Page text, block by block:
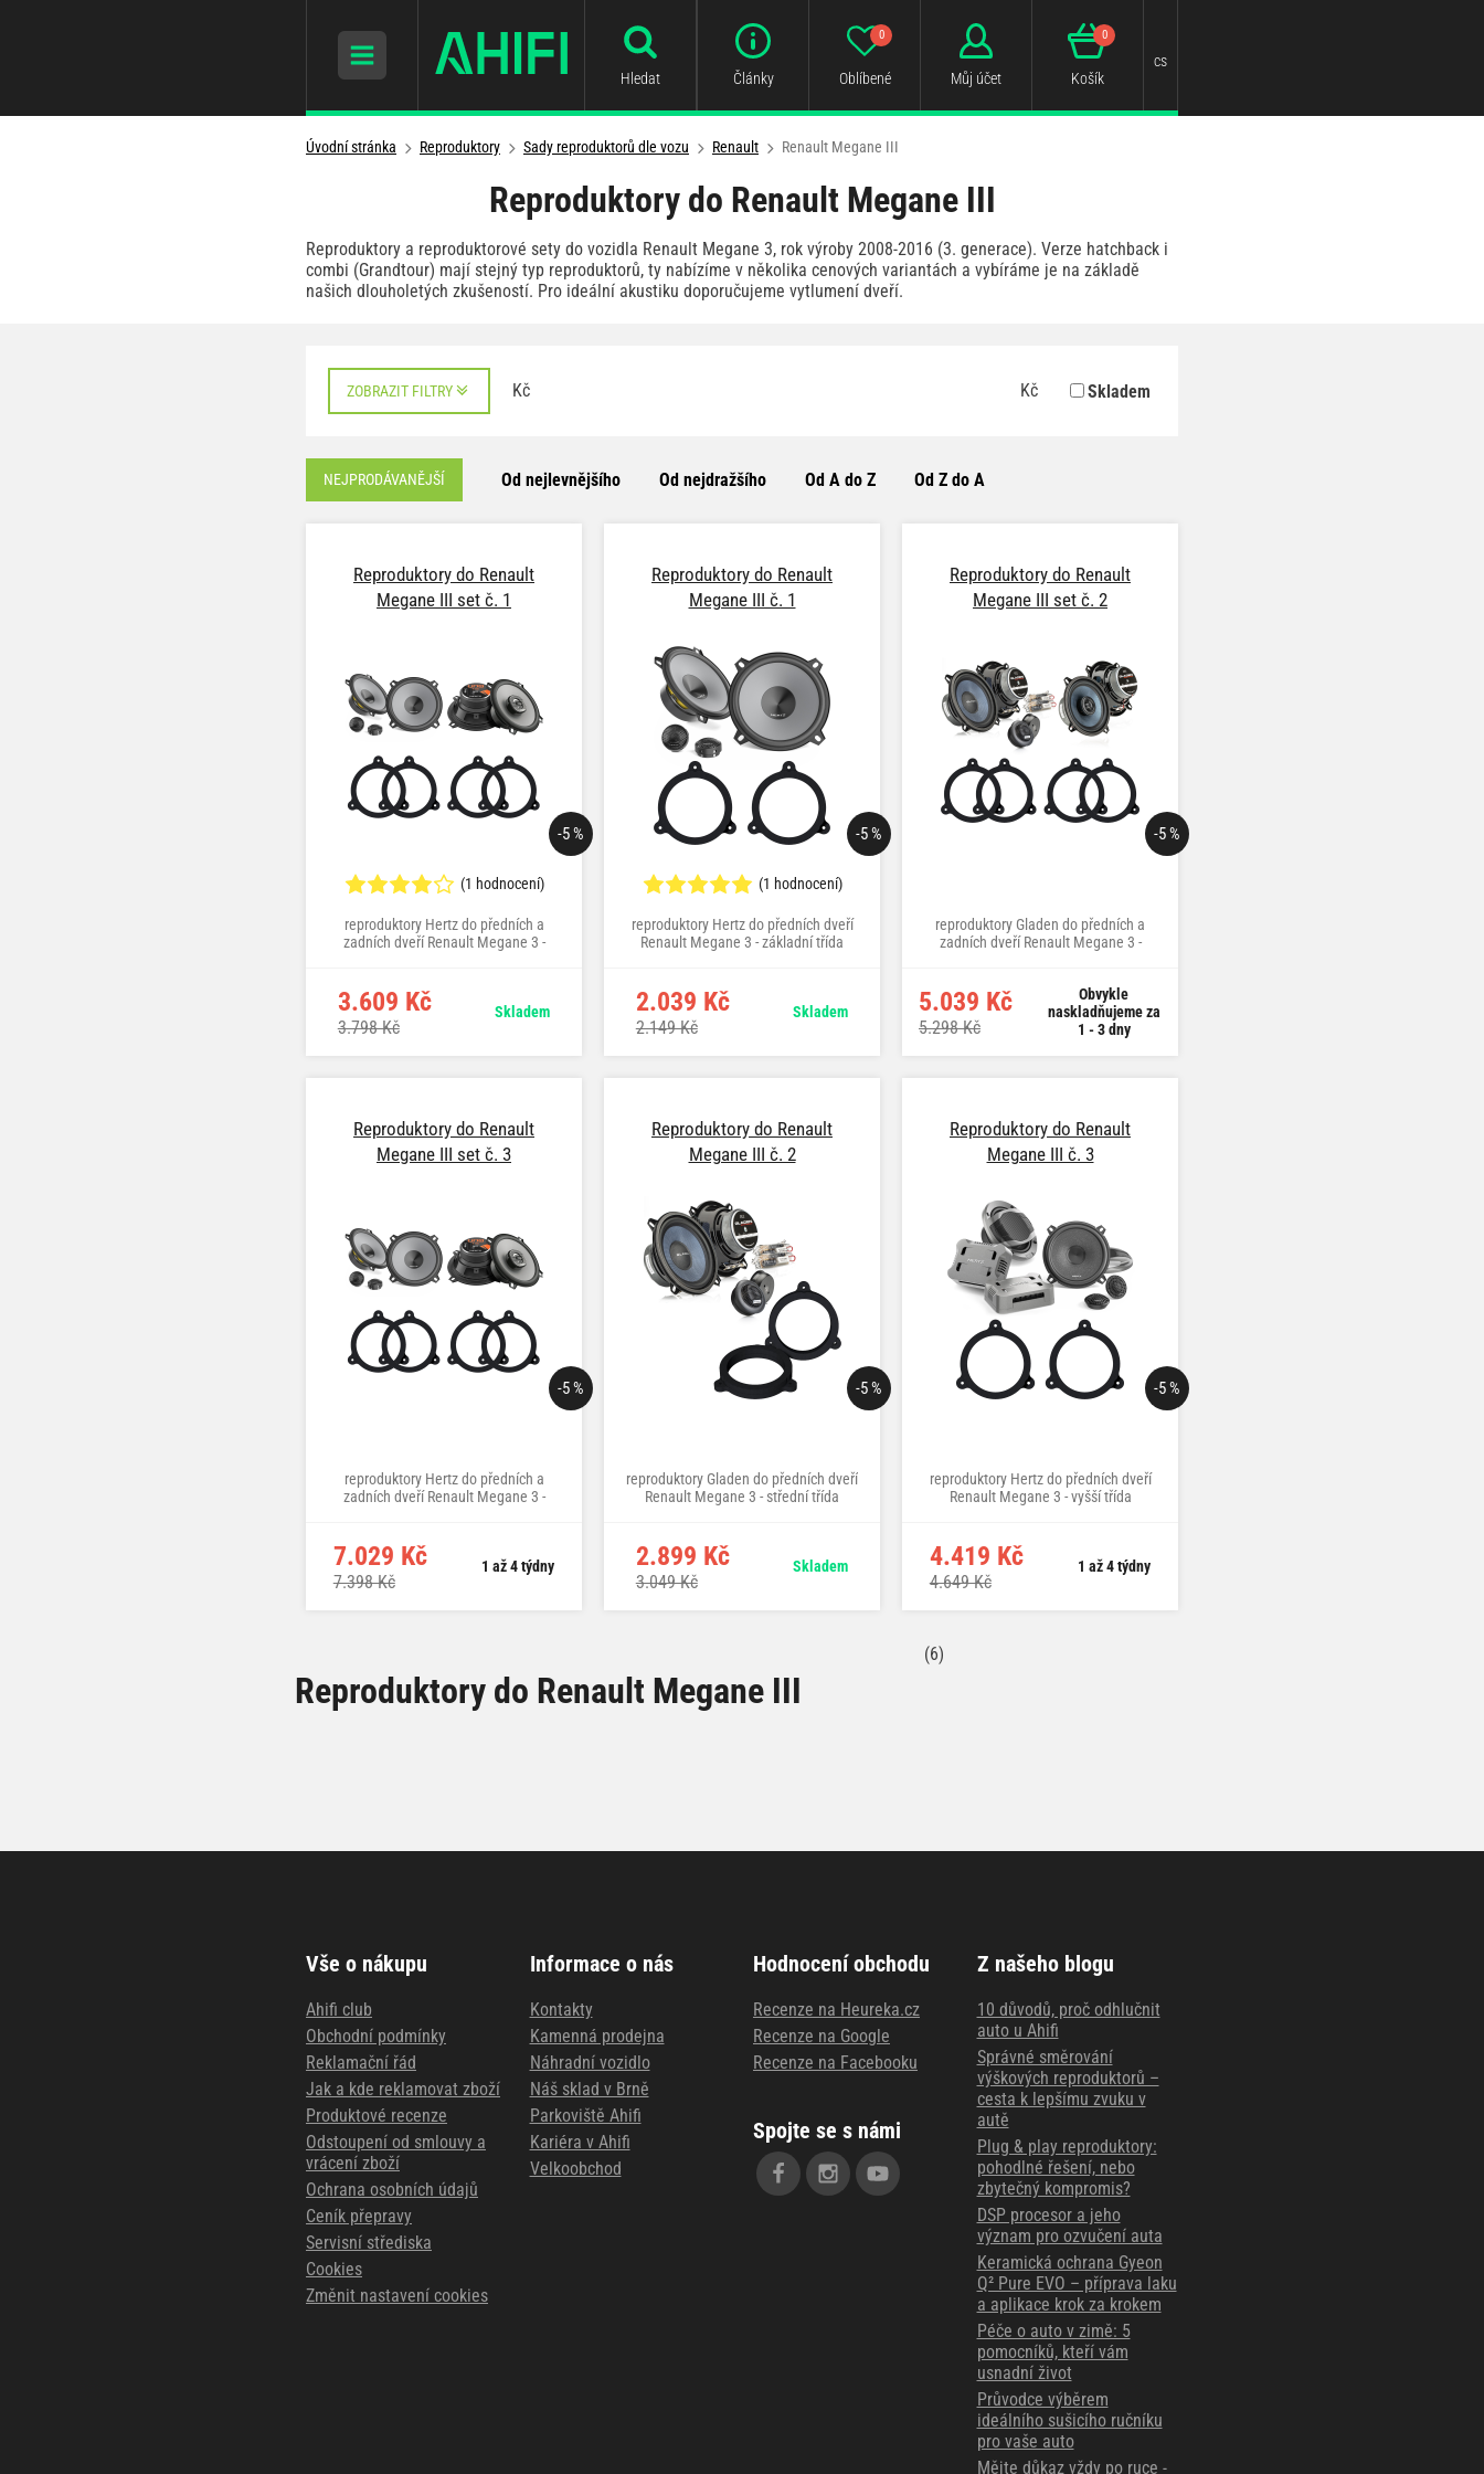
Hledat Články Oblíbené
0
Můj účet Košík
0
cs
Úvodní stránka Reproduktory Sady reproduktorů dle vozu Renault Renault Megane III
Reproduktory do Renault Megane III
Reproduktory a reproduktorové sety do vozidla Renault Megane 3, rok výroby 2008-2016 (3. generace). Verze hatchback i
combi (Grandtour) mají stejný typ reproduktorů, ty nabízíme v několika cenových variantách a vybíráme je na základě
našich dlouholetých zkušeností. Pro ideální akustiku doporučujeme vytlumení dveří.
ZOBRAZIT FILTRY Kč Kč Skladem
NEJPRODÁVANĚJŠÍ Od nejlevnějšího Od nejdražšího Od A do Z Od Z do A
Reproduktory do Renault
Megane III set č. 1
-5 %
(1 hodnocení)
reproduktory Hertz do předních a
zadních dveří Renault Megane 3 -
3.609 Kč
3.798 Kč
Skladem
Reproduktory do Renault
Megane III č. 1
-5 %
(1 hodnocení)
reproduktory Hertz do předních dveří
Renault Megane 3 - základní třída
2.039 Kč
2.149 Kč
Skladem
Reproduktory do Renault
Megane III set č. 2
-5 %
reproduktory Gladen do předních a
zadních dveří Renault Megane 3 -
5.039 Kč
5.298 Kč
Obvykle
naskladňujeme za
1 - 3 dny
Reproduktory do Renault
Megane III set č. 3
-5 %
reproduktory Hertz do předních a
zadních dveří Renault Megane 3 -
7.029 Kč
7.398 Kč
1 až 4 týdny
Reproduktory do Renault
Megane III č. 2
-5 %
reproduktory Gladen do předních dveří
Renault Megane 3 - střední třída
2.899 Kč
3.049 Kč
Skladem
Reproduktory do Renault
Megane III č. 3
-5 %
reproduktory Hertz do předních dveří
Renault Megane 3 - vyšší třída
4.419 Kč
4.649 Kč
1 až 4 týdny
Reproduktory do Renault Megane III
(6)
Vše o nákupu
Ahifi club
Obchodní podmínky
Reklamační řád
Jak a kde reklamovat zboží
Produktové recenze
Odstoupení od smlouvy a
vrácení zboží
Ochrana osobních údajů
Ceník přepravy
Servisní střediska
Cookies
Změnit nastavení cookies
Informace o nás
Kontakty
Kamenná prodejna
Náhradní vozidlo
Náš sklad v Brně
Parkoviště Ahifi
Kariéra v Ahifi
Velkoobchod
Hodnocení obchodu
Recenze na Heureka.cz
Recenze na Google
Recenze na Facebooku
Spojte se s námi
Z našeho blogu
10 důvodů, proč odhlučnit
auto u Ahifi
Správné směrování
výškových reproduktorů –
cesta k lepšímu zvuku v
autě
Plug & play reproduktory:
pohodlné řešení, nebo
zbytečný kompromis?
DSP procesor a jeho
význam pro ozvučení auta
Keramická ochrana Gyeon
Q² Pure EVO – příprava laku
a aplikace krok za krokem
Péče o auto v zimě: 5
pomocníků, kteří vám
usnadní život
Průvodce výběrem
ideálního sušicího ručníku
pro vaše auto
Mějte důkaz vždy po ruce -